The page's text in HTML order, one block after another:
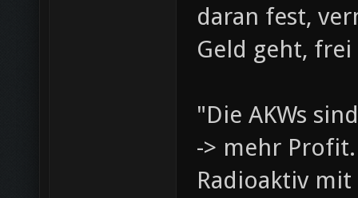
daran fest,
Geld geht,
"Die AKWs
-> mehr
Radioaktiv